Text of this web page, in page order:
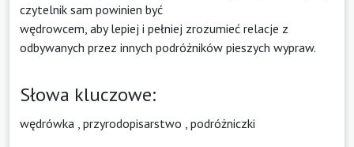
czytelnik sam powinien być
wędrowcem, aby lepiej i pełniej zrozumieć relacje z
odbywanych przez innych podróżników pieszych wypraw.
Słowa kluczowe:
wędrówka przyrodopisarstwo podróżniczki